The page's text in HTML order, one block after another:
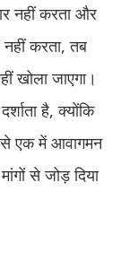
नहीं करता और
नहीं करता, तब
खोला जाएगा।
है, क्योंकि
से एक में आवागमन
से जोड़ दिया